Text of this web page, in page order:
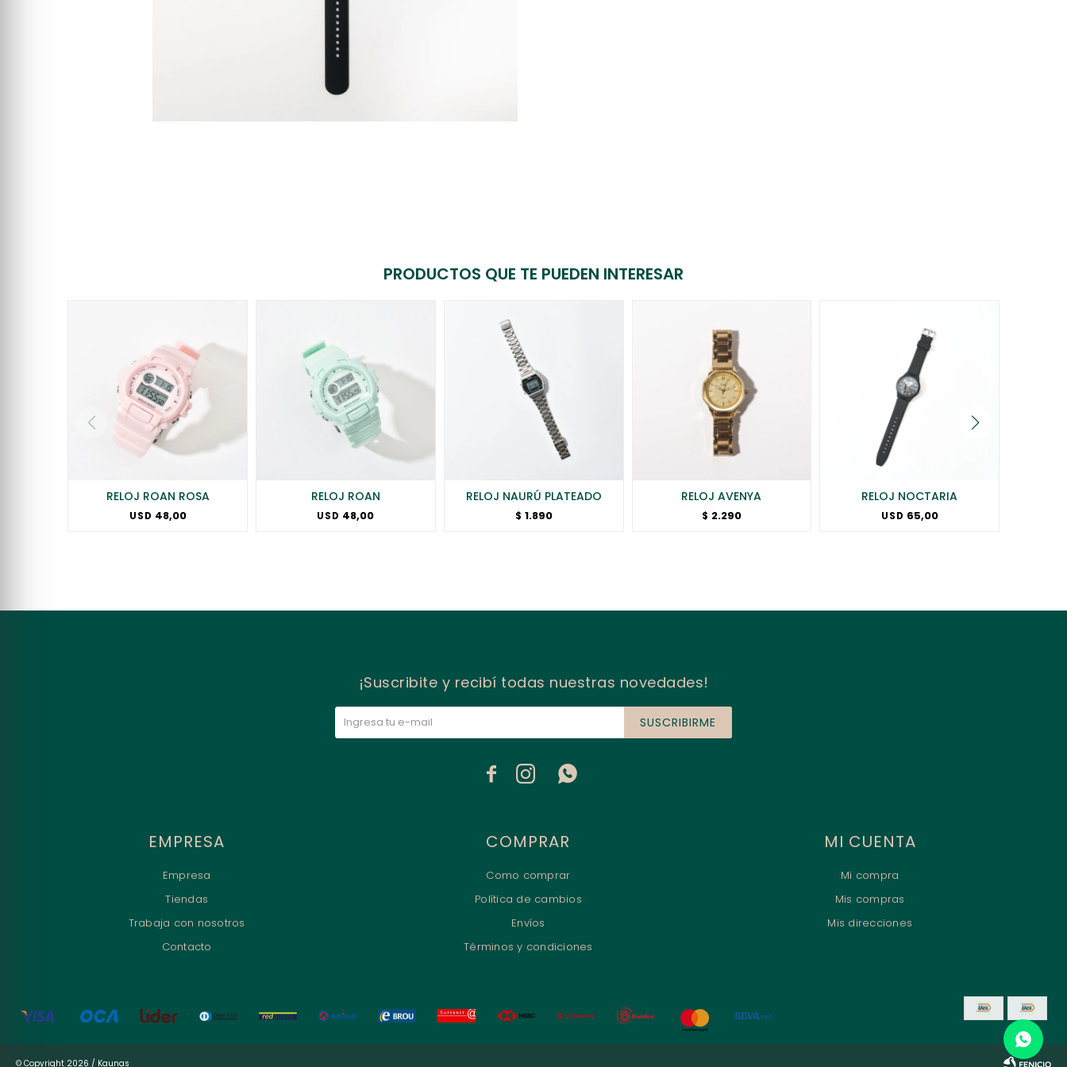
PRODUCTOS QUE TE PUEDEN INTERESAR
RELOJ ROAN ROSA
USD 48,00
RELOJ ROAN
USD 48,00
RELOJ NAURÚ PLATEADO
$ 1.890
RELOJ AVENYA
$ 2.290
RELOJ NOCTARIA
USD 65,00
EMPRESA
Empresa
Tiendas
Trabaja con nosotros
Contacto
COMPRAR
Como comprar
Política de cambios
Envíos
Términos y condiciones
MI CUENTA
Mi compra
Mis compras
Mis direcciones
¡Suscribite y recibí todas nuestras novedades!
SUSCRIBIRME
  
© Copyright 2026 / Kaunas